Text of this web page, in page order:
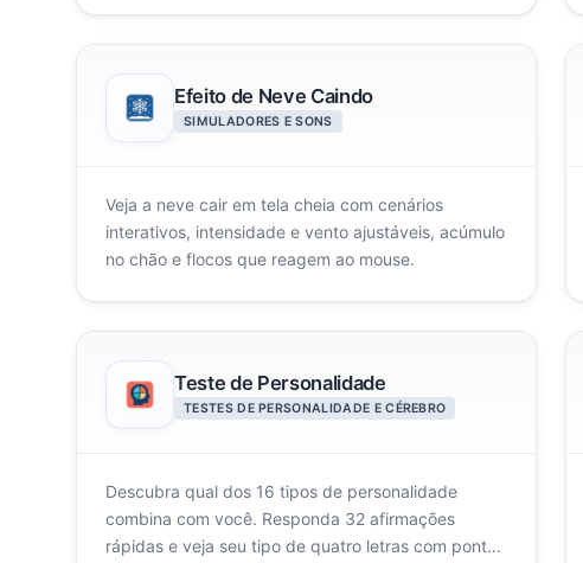
Efeito de Neve Caindo
SIMULADORES E SONS
Veja a neve cair em tela cheia com cenários
interativos, intensidade e vento ajustáveis, acúmulo
no chão e flocos que reagem ao mouse.
Teste de Personalidade
TESTES DE PERSONALIDADE E CÉREBRO
Descubra qual dos 16 tipos de personalidade
combina com você. Responda 32 afirmações
rápidas e veja seu tipo de quatro letras com pontos